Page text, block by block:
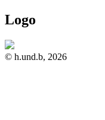
Logo
© h.und.b, 2026